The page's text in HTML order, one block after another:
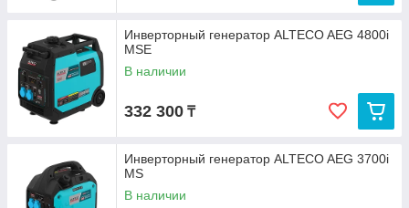
Инверторный генератор ALTECO AEG 4800i
MSE
В наличии
332 300 ₸
Инверторный генератор ALTECO AEG 3700i
MS
В наличии